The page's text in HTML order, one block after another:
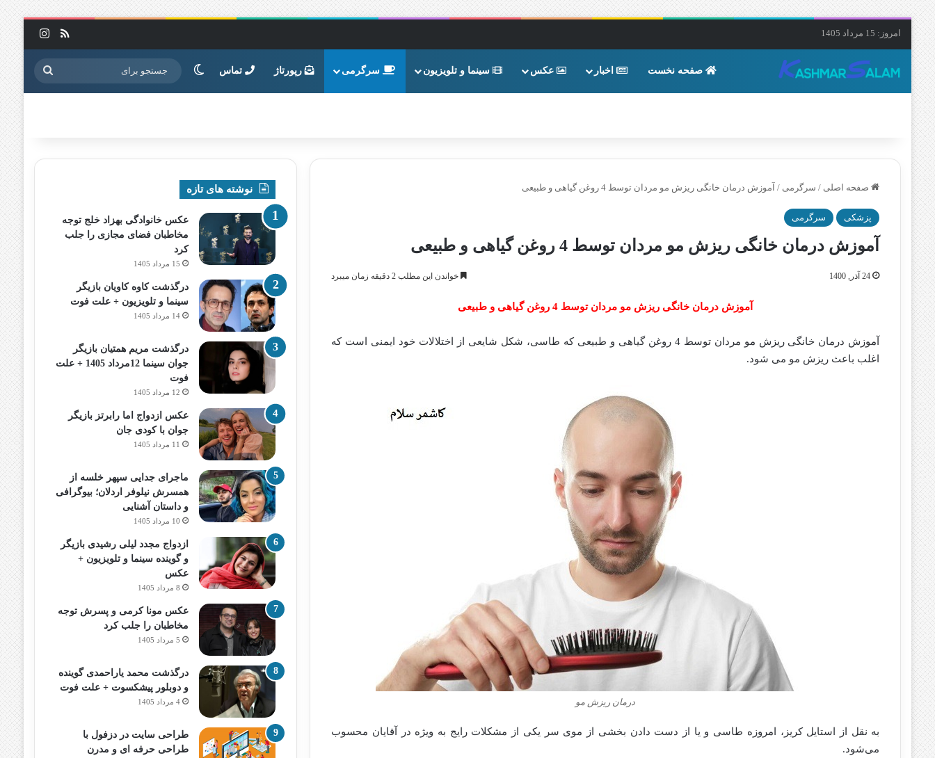
امروز: 15 مرداد 1405 خوراک
صفحه نخست اخبار عکس سینما و تلویزیون سرگرمی رپورتاژ تماس تغییر پوسته جستجو
برای
صفحه اصلی / سرگرمی / آموزش درمان خانگی ریزش مو مردان توسط 4 روغن گیاهی و طبیعی
پزشکی سرگرمی
آموزش درمان خانگی ریزش مو مردان توسط 4 روغن گیاهی و طبیعی
24 آذر, 1400 خواندن این مطلب 2 دقیقه زمان میبرد
آموزش درمان خانگی ریزش مو مردان توسط 4 روغن گیاهی و طبیعی
آموزش درمان خانگی ریزش مو مردان توسط 4 روغن گیاهی و طبیعی که طاسی، شکل شایعی از اختلالات خود ایمنی است که
اغلب باعث ریزش مو می شود.
درمان ریزش مو
به نقل از استایل کریز، امروزه طاسی و یا از دست دادن بخشی از موی سر یکی از مشکلات رایج به ویژه در آقایان محسوب
می‌شود.
نوشته های تازه
عکس خانوادگی بهزاد خلج توجه
مخاطبان فضای مجازی را جلب
کرد
15 مرداد 1405
درگذشت کاوه کاویان بازیگر
سینما و تلویزیون + علت فوت
14 مرداد 1405
درگذشت مریم همتیان بازیگر
جوان سینما 12مرداد 1405 + علت
فوت
12 مرداد 1405
عکس ازدواج اما رابرتز بازیگر
جوان با کودی جان
11 مرداد 1405
ماجرای جدایی سپهر خلسه از
همسرش نیلوفر اردلان؛ بیوگرافی
و داستان آشنایی
10 مرداد 1405
ازدواج مجدد لیلی رشیدی بازیگر
و گوینده سینما و تلویزیون +
عکس
8 مرداد 1405
عکس مونا کرمی و پسرش توجه
مخاطبان را جلب کرد
5 مرداد 1405
درگذشت محمد یاراحمدی گوینده
و دوبلور پیشکسوت + علت فوت
4 مرداد 1405
طراحی سایت در دزفول با
طراحی حرفه‌ ای و مدرن